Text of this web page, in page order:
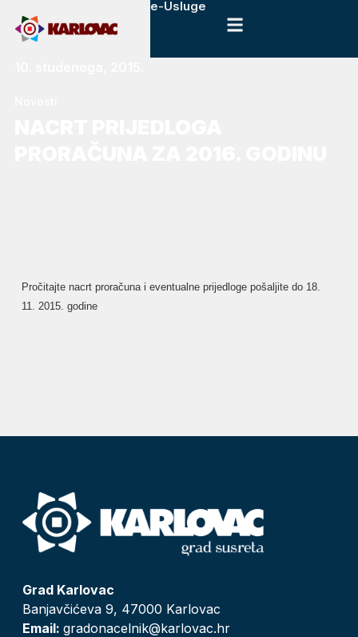
e-Usluge
Pročitajte nacrt proračuna i eventualne prijedloge pošaljite do 18.
11. 2015. godine
Grad Karlovac
Banjavčićeva 9, 47000 Karlovac
Email: gradonacelnik@karlovac.hr